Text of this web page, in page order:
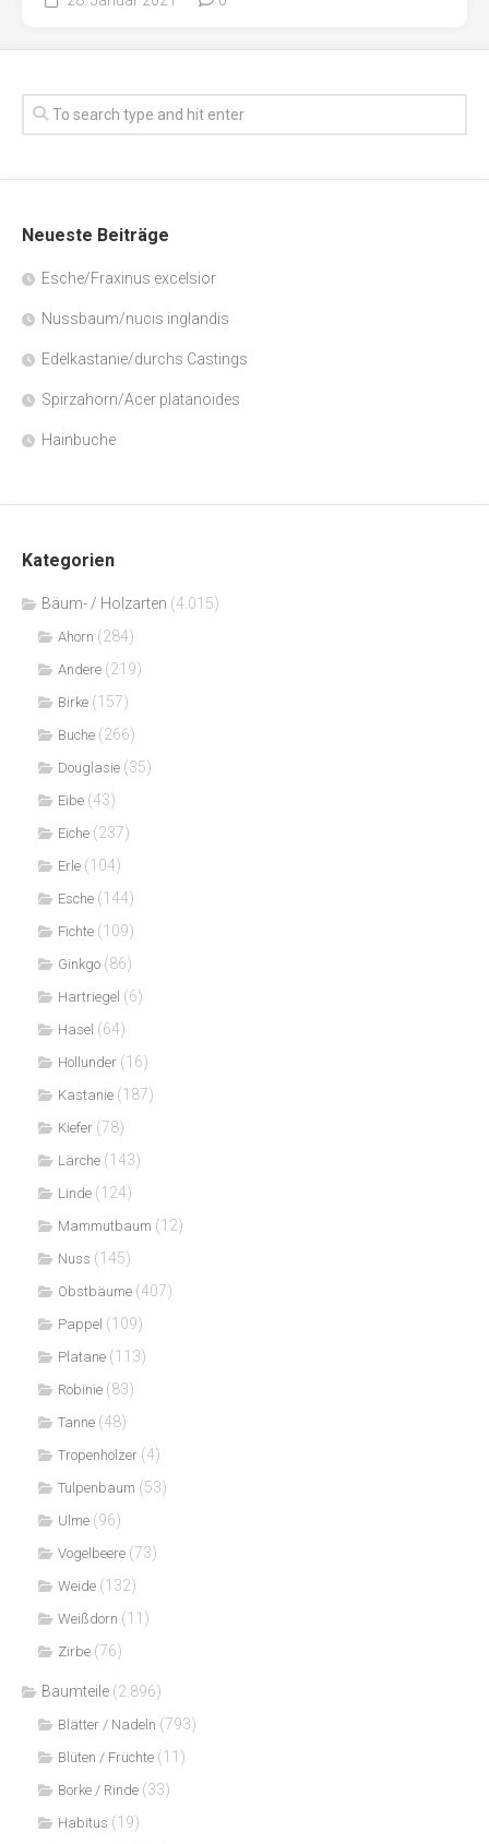
Neueste Beiträge
Esche/Fraxinus excelsior
Nussbaum/nucis inglandis
Edelkastanie/durchs Castings
Spirzahorn/Acer platanoides
Hainbuche
Kategorien
Bäum- / Holzarten (4.015)
Ahorn (284)
Andere (219)
Birke (157)
Buche (266)
Douglasie (35)
Eibe (43)
Eiche (237)
Erle (104)
Esche (144)
Fichte (109)
Ginkgo (86)
Hartriegel (6)
Hasel (64)
Hollunder (16)
Kastanie (187)
Kiefer (78)
Lärche (143)
Linde (124)
Mammutbaum (12)
Nuss (145)
Obstbäume (407)
Pappel (109)
Platane (113)
Robinie (83)
Tanne (48)
Tropenhölzer (4)
Tulpenbaum (53)
Ulme (96)
Vogelbeere (73)
Weide (132)
Weißdorn (11)
Zirbe (76)
Baumteile (2.896)
Blätter / Nadeln (793)
Blüten / Früchte (11)
Borke / Rinde (33)
Habitus (19)